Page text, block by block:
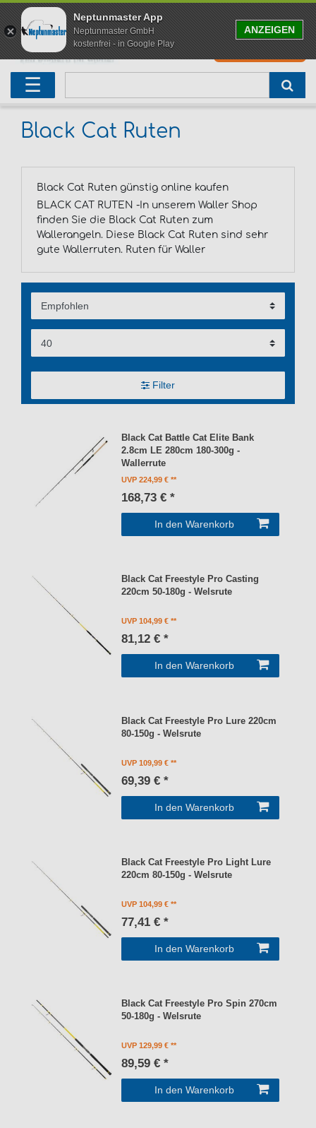
☰
Black Cat Ruten
Black Cat Ruten günstig online kaufen
BLACK CAT RUTEN -In unserem Waller Shop
finden Sie die Black Cat Ruten zum
Wallerangeln. Diese Black Cat Ruten sind sehr
gute Wallerruten. Ruten für Waller
Filter
Black Cat Battle Cat Elite Bank
2.8cm LE 280cm 180-300g -
Wallerrute
UVP 224,99 €
168,73 € *
In den Warenkorb
Black Cat Freestyle Pro Casting
220cm 50-180g - Welsrute
UVP 104,99 €
81,12 € *
In den Warenkorb
Black Cat Freestyle Pro Lure 220cm
80-150g - Welsrute
UVP 109,99 €
69,39 € *
In den Warenkorb
Black Cat Freestyle Pro Light Lure
220cm 80-150g - Welsrute
UVP 104,99 €
77,41 € *
In den Warenkorb
Black Cat Freestyle Pro Spin 270cm
50-180g - Welsrute
UVP 129,99 €
89,59 € *
In den Warenkorb
Neu eingetroffen
Angelset
Geschenke für Angler
Karpfenruten
Freilaufrollen
Karpfenmontagen
Karpfenliege
Abhakmatte
weitere
Raubfischrute
Köderfischrute
Köderfischsenke
Raubfischkescher
weitere
Forellenruten
Forellenposen
Forellenköder
Wallerruten
Wallerrolle
Wallerköder
weitere
Meeresruten
Meeresrollen
Meerforellenköder
weitere
Matchruten
Feederrollen
Futterkorb
Trollingruten
Bootsrutenhalter
weitere
FOX
Westin Fishing
Zeck Fishing
Black Cat
weitere
Neptunmaster App
Neptunmaster GmbH
kostenfrei - in Google Play
ANZEIGEN